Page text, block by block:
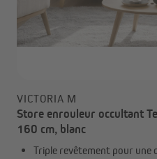
VICTORIA M
Store enrouleur occultant
160 cm, blanc
Triple revêtement pour une